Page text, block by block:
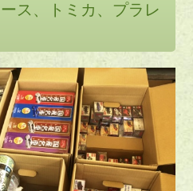
ス、トミカ、プラレ